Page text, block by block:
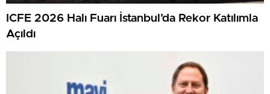
ICFE 2026 Halı Fuarı İstanbul’da Rekor Katılımla
Açıldı